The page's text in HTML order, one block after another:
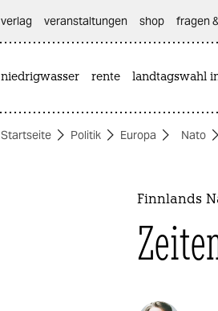
themen
verlag
veranstaltungen shop fragen
niedrigwasser rente landtagswahl
Startseite Politik Europa Nato
Finnlands